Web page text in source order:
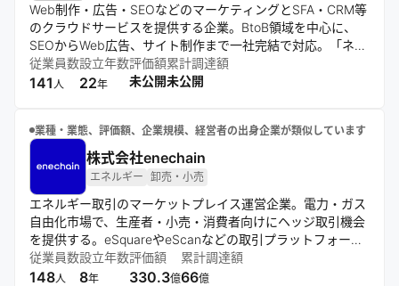
Web制作・広告・SEOなどのマーケティングとSFA・CRM等
のクラウドサービスを提供する企業。BtoB領域を中心に、
SEOからWeb広告、サイト制作まで一社完結で対応。「ネク
ストSFA」や「ネクストICカード」など自社開発のクラウド
ツールも展開。東京と大阪を拠点に、多くの企業と継続取引
従業員数
141 人
設立年数
22年
評価額
未公開
累計調達額
未公開
業種・業態、評価額、企業規模、経営者の出身企業が類似しています
株式会社enechain
エネルギー 卸売・小売
エネルギー取引のマーケットプレイス運営企業。電力・ガス
自由化市場で、生産者・小売・消費者向けにヘッジ取引機会
を提供する。eSquareやeScanなどの取引プラットフォーム
やリスク診断ツールを開発し、エネルギー価値の公正な交換
と市場の安定化を目指す。
従業員数
148人
設立年数
8年
評価額
330.3億
累計調達額
66億